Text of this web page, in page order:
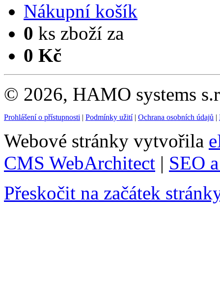
Nákupní košík
0 ks zboží za
0 Kč
© 2026, HAMO systems
Prohlášení o přístupnosti | Podmínky užití| Ochrana osobních údajů |
Webové stránky vytvořila
CMS WebArchitect | SEO
Přeskočit na začátek